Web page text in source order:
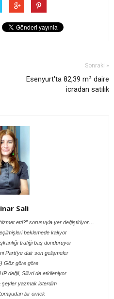
Sonraki »
Esenyurt'ta 82,39 m² daire
icradan satılık
Sali
etti?” sorusuyla yer değiştiriyor…
beklemede kalıyor
trafiği baş döndürüyor
Parti’ye dair son gelişmeler
Göz göre göre
değil, Silivri de etkileniyor
şeyler yazmak isterdim
bir örnek